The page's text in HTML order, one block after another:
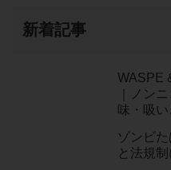
新着記事
WASPE
｜ノン
味・吸い
ゾンビ
と法規